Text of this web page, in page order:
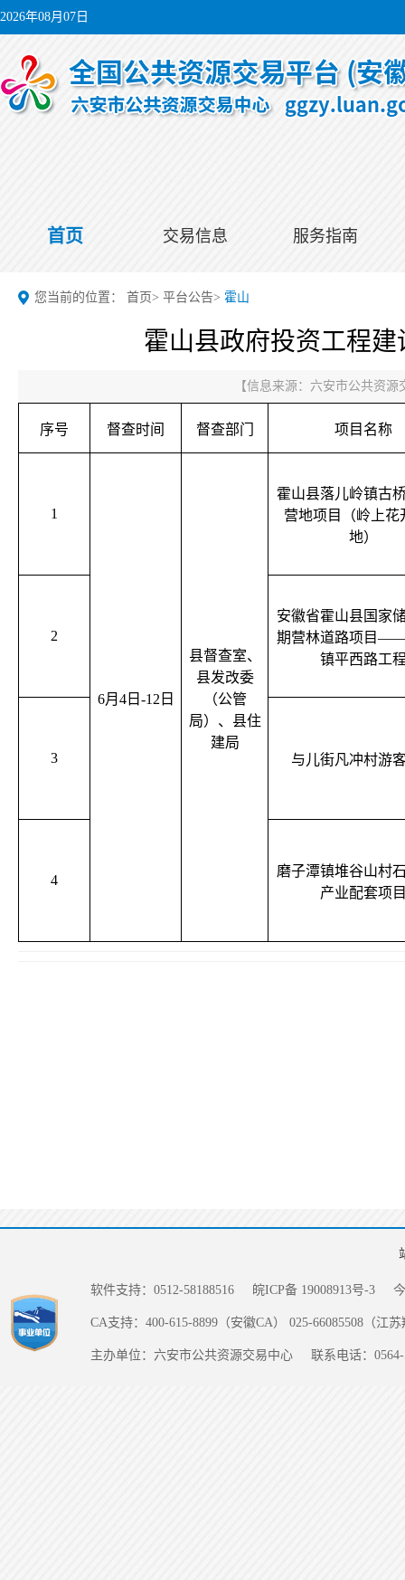
2026年08月07日
首页 交易信息 服务指南
您当前的位置： 首页> 平台公告> 霍山
霍山县政府投资工程
【信息来源： 六安市公共资源
序号 督查时间 督查部门 项目名称
1
6月 4日 -12 日
县督查室、
县发改委
（公管
局）、县住
建局
霍山县落儿岭镇古
营地项目（岭上花
地）
2
安徽省霍山县国家
期营林道路项目
镇平西路工
3 与儿街凡冲村游
4
磨子潭镇堆谷山村
产业配套项
软件支持：0512-58188516 皖ICP备 19008913号-3
CA支持：400-615-8899（安徽CA） 025-66085508（江
主办单位：六安市公共资源交易中心 联系电话：0564-